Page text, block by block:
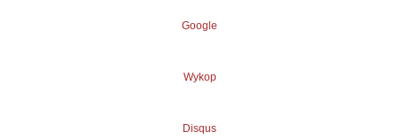
Google
Wykop
Disqus